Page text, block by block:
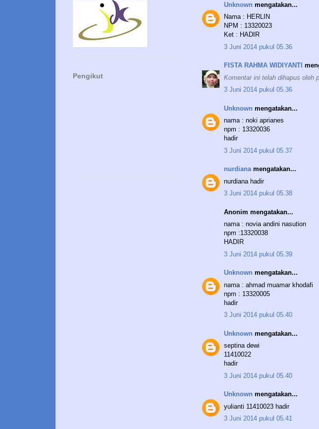
Unknown mengatakan...
Nama : HERLIN
NPM : 13320023
Ket : HADIR
3 Juni 2014 pukul 05.36
FISTA RAHMA WIDIYANTI
Komentar ini telah dihapus oleh
3 Juni 2014 pukul 05.36
Unknown mengatakan...
nama : noki aprianes
npm : 13320036
hadir
3 Juni 2014 pukul 05.37
nurdianamengatakan...
nurdiana hadir
3 Juni 2014 pukul 05.38
Anonim mengatakan...
nama : novia andini nasution
npm :13320038
HADIR
3 Juni 2014 pukul 05.39
Unknown mengatakan...
nama : ahmad muamar khodafi
npm : 13320005
hadir
3 Juni 2014 pukul 05.40
Unknown mengatakan...
septina dewi
11410022
hadir
3 Juni 2014 pukul 05.40
Unknown mengatakan...
yulianti 11410023 hadir
3 Juni 2014 pukul 05.41
Pengikut